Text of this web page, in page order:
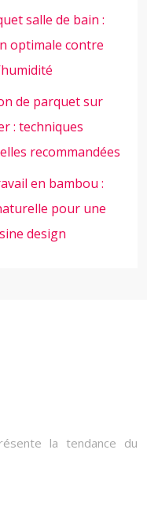
salle de bain :
optimale contre
de parquet sur
: techniques
recommandées
en bambou :
pour une
design
la tendance du